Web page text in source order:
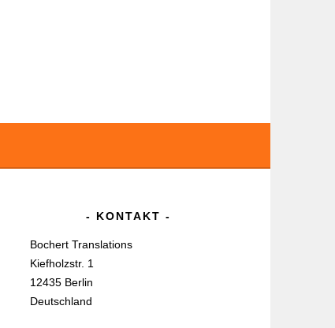
KONTAKT
Bochert Translations
Kiefholzstr. 1
12435 Berlin
Deutschland